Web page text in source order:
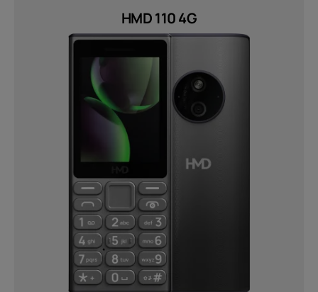
QVGA (2)
Netwerken
2G, 3G &amp; 4G (1)
GSM/GPRS 900/1800, WCDMA,
LTE Cat1 (1)
GSM/GPRS, WCDMA, LTE Cat1 (1)
HMD 110 4G